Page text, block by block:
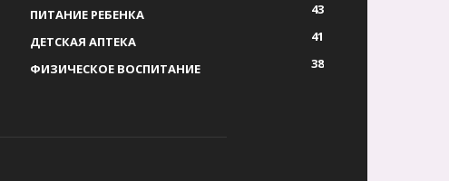
ПИТАНИЕ РЕБЕНКА
43
ДЕТСКАЯ АПТЕКА
41
ФИЗИЧЕСКОЕ ВОСПИТАНИЕ
38